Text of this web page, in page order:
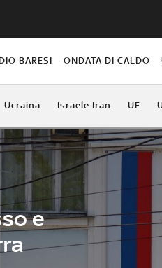
BARESI ONDATA DI CALDO
Ucraina Israele Iran UE
e